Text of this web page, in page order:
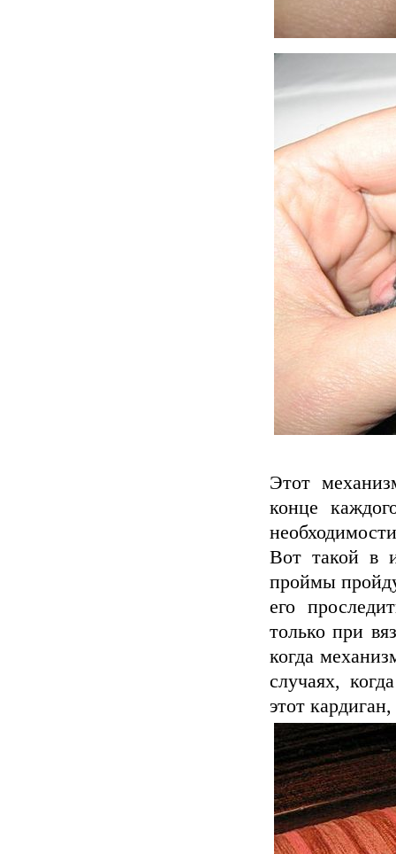
Этот
конце
Вот такой в
проймы
его
только при
когда
случаях,
этот